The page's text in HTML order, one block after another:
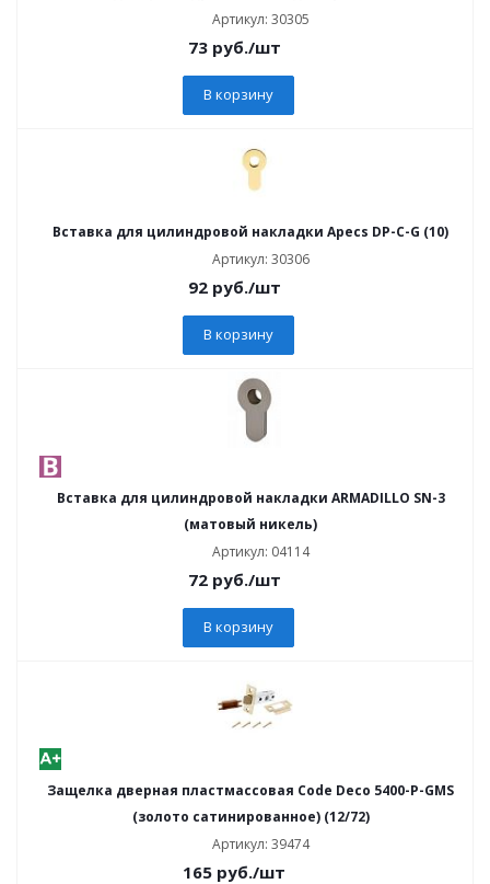
Артикул: 30305
73руб./шт
В корзину
Вставка для цилиндровой накладки Apecs DP-C-G (10)
Артикул: 30306
92руб./шт
В корзину
Вставка для цилиндровой накладки ARMADILLO SN-3
(матовый никель)
Артикул: 04114
72руб./шт
В корзину
Защелка дверная пластмассовая Code Deco 5400-P-GMS
(золото сатинированное) (12/72)
Артикул: 39474
165 руб./шт